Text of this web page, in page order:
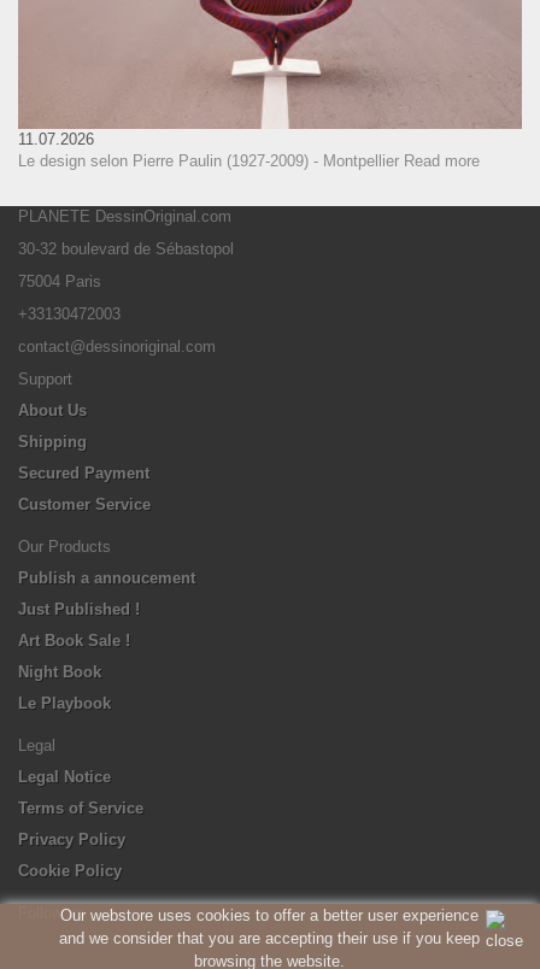
Our webstore uses cookies to offer a better user experience
and we consider that you are accepting their use if you keep
browsing the website.
11.07.2026
Le design selon Pierre Paulin (1927-2009) - Montpellier Read more
PLANETE DessinOriginal.com
30-32 boulevard de Sébastopol
75004 Paris
+33130472003
contact@dessinoriginal.com
Support
About Us
Shipping
Secured Payment
Customer Service
Our Products
Publish a annoucement
Just Published !
Art Book Sale !
Night Book
Le Playbook
Legal
Legal Notice
Terms of Service
Privacy Policy
Cookie Policy
Follow us